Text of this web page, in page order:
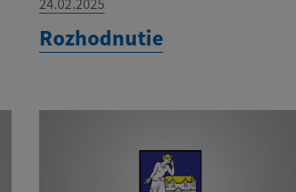
24.02.2025
Rozhodnutie